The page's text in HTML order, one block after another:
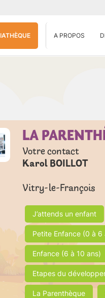
A PROPOS
LA
Votre contact
Karol BOILLOT
Vitry-le-François
J’attends un enfant
Petite Enfance (0 à 6
Enfance (6 à 10 ans)
Etapes du
La Parenthèque